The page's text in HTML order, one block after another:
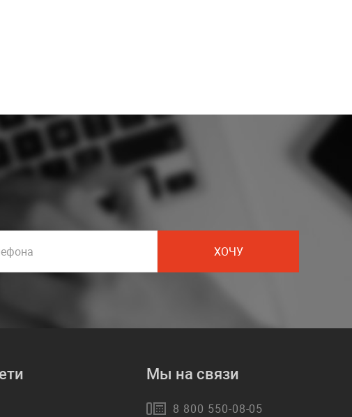
ХОЧУ
Мы на связи
8 800 550-08-05